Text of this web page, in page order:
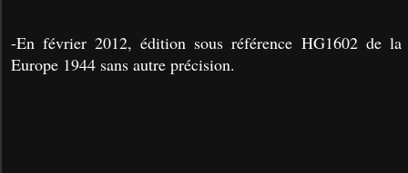
-En février 2012, édition sous référence HG1602 de la
Europe 1944 sans autre précision.